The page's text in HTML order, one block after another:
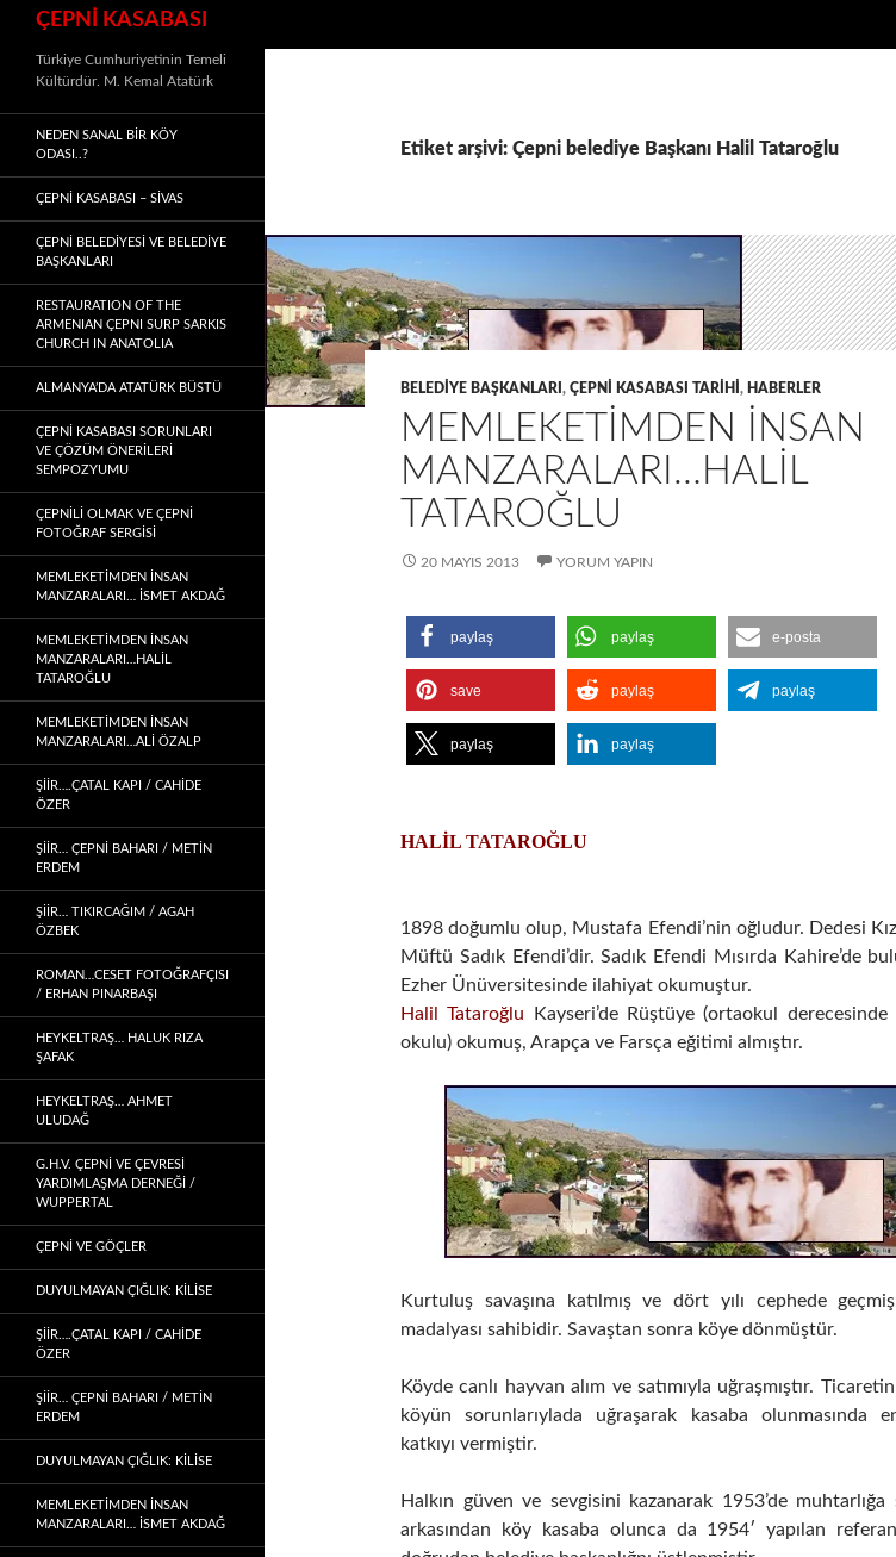
ÇEPNİ KASABASI
Etiket arşivi: Çepni belediye Başkanı Halil Tataroğlu
BELEDIYE BAŞKANLARI , ÇEPNI KASABASI TARIHI , HABERLER
MEMLEKETIMDEN INSAN
MANZARALARI…HALİL
TATAROĞLU
20 MAYIS 2013 YORUM YAPIN
paylaş paylaş e-posta
save paylaş paylaş
paylaş paylaş
HALİL TATAROĞLU
1898 doğumlu olup, Mustafa Efendi’nin oğludur. Dedesi
Müftü Sadık Efendi’dir. Sadık Efendi Mısırda Kahire’de
Ezher Ünüversitesinde ilahiyat okumuştur.
Halil Tataroğlu Kayseri’de Rüştüye (ortaokul derecesinde
okulu) okumuş, Arapça ve Farsça eğitimi almıştır.
Kurtuluş savaşına katılmış ve dört yılı cephede
madalyası sahibidir. Savaştan sonra köye dönmüştür.
Köyde canlı hayvan alım ve satımıyla uğraşmıştır. Ticaretin
köyün sorunlarıylada uğraşarak kasaba olunmasında
katkıyı vermiştir.
Halkın güven ve sevgisini kazanarak 1953’de muhtarlığa
arkasından köy kasaba olunca da 1954′ yapılan
Türkiye Cumhuriyetinin Temeli
Kültürdür. M. Kemal Atatürk
NEDEN SANAL BIR KÖY
ODASI..?
ÇEPNİ KASABASI – SIVAS
ÇEPNİ BELEDİYESİ VE BELEDİYE
BAŞKANLARI
RESTAURATION OF THE
ARMENIAN ÇEPNI SURP SARKIS
CHURCH IN ANATOLIA
ALMANYA’DA ATATÜRK BÜSTÜ
ÇEPNİ KASABASI SORUNLARI
VE ÇÖZÜM ÖNERİLERİ
SEMPOZYUMU
ÇEPNİLİ OLMAK VE ÇEPNİ
FOTOĞRAF SERGİSİ
MEMLEKETIMDEN INSAN
MANZARALARI… İSMET AKDAĞ
MEMLEKETIMDEN INSAN
MANZARALARI…HALİL
TATAROĞLU
MEMLEKETIMDEN INSAN
MANZARALARI…ALİ ÖZALP
ŞİİR….ÇATAL KAPI / CAHİDE
ÖZER
ŞİİR… ÇEPNI BAHARI / METİN
ERDEM
ŞIIR… TIKIRCAĞIM / AGAH
ÖZBEK
ROMAN…CESET FOTOĞRAFÇISI
/ ERHAN PINARBAŞI
HEYKELTRAŞ… HALUK RIZA
ŞAFAK
HEYKELTRAŞ… AHMET
ULUDAĞ
G.H.V. ÇEPNİ VE ÇEVRESİ
YARDIMLAŞMA DERNEĞİ /
WUPPERTAL
ÇEPNI VE GÖÇLER
DUYULMAYAN ÇIĞLIK: KİLİSE
ŞİİR….ÇATAL KAPI / CAHİDE
ÖZER
ŞİİR… ÇEPNI BAHARI / METİN
ERDEM
DUYULMAYAN ÇIĞLIK: KİLİSE
MEMLEKETIMDEN INSAN
MANZARALARI… İSMET AKDAĞ